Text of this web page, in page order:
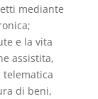
mediante
e la vita
assistita,
di beni,